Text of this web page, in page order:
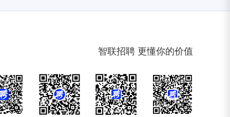
智联招聘 更懂你的价值